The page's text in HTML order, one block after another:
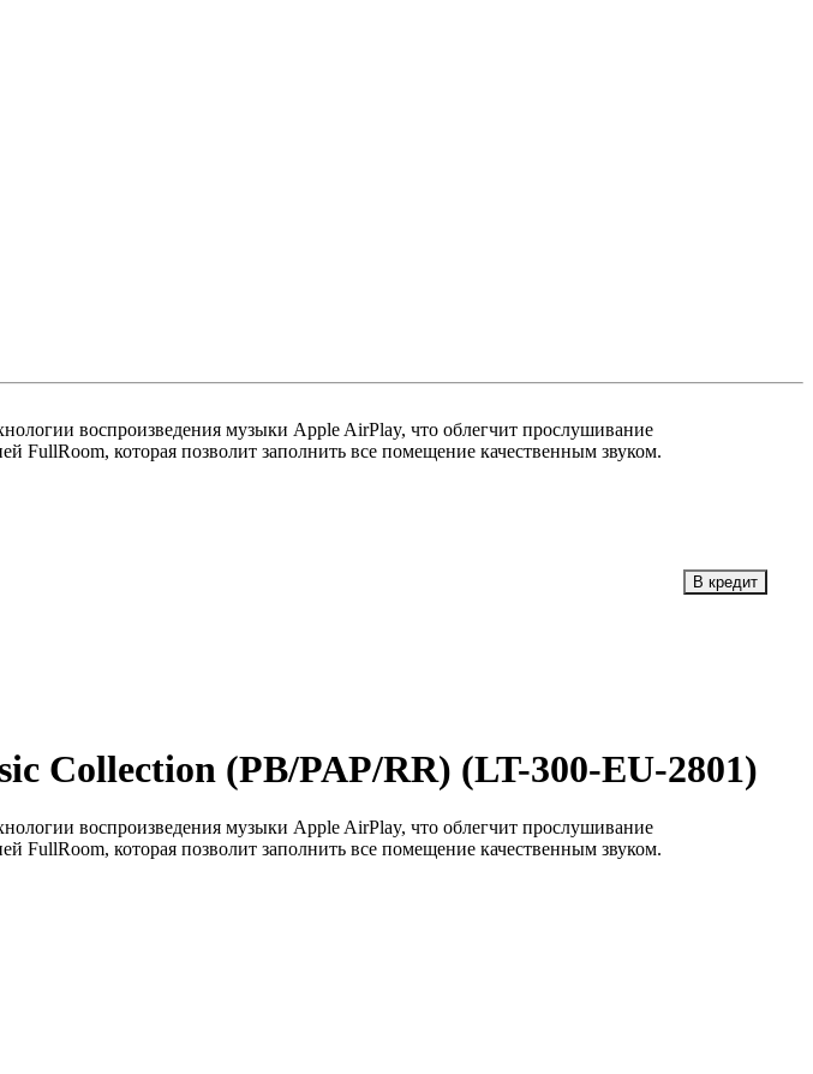
воспроизведения музыки Apple AirPlay, что облегчит прослушивание
которая позволит заполнить все помещение качественным звуком.
Collection (PB/PAP/RR) (LT-300-EU-2801)
воспроизведения музыки Apple AirPlay, что облегчит прослушивание
которая позволит заполнить все помещение качественным звуком.